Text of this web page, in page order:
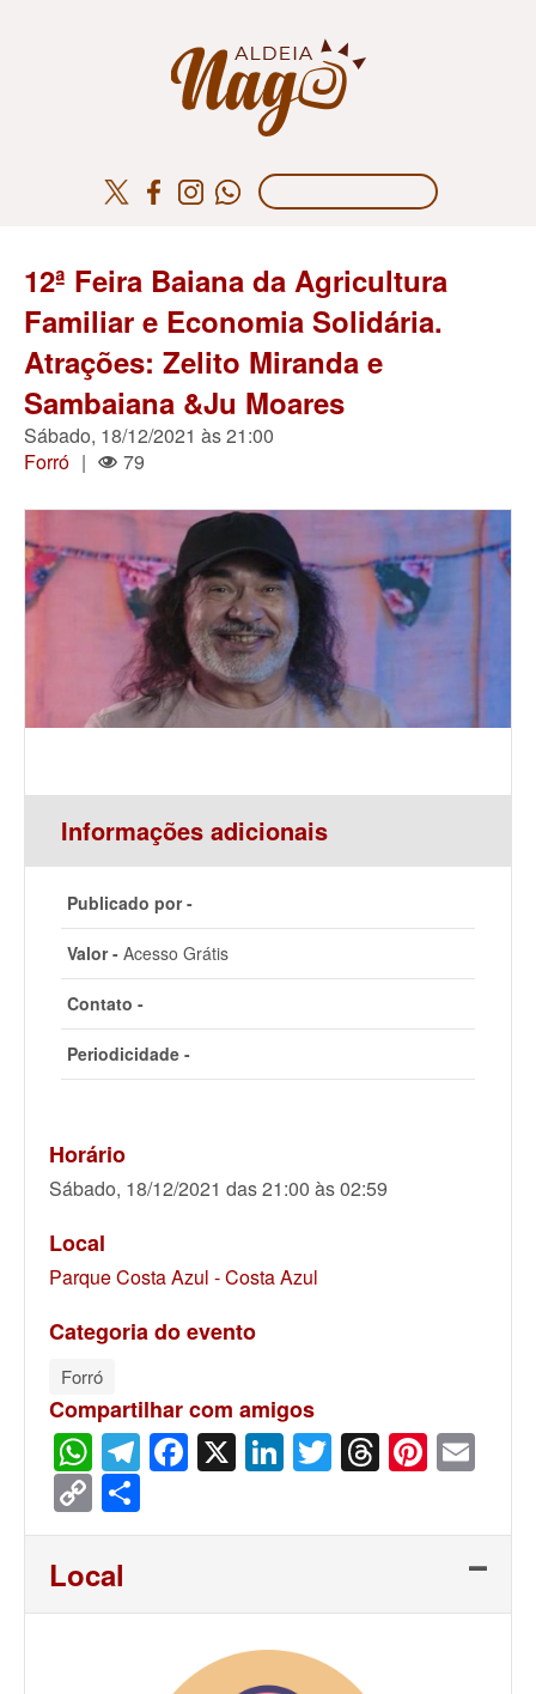
12ª Feira Baiana da Agricultura
Familiar e Economia Solidária.
Atrações: Zelito Miranda e
Sambaiana &Ju Moares
Sábado, 18/12/2021 às 21:00
Forró | 79
Informações adicionais
Publicado por -
Valor - Acesso Grátis
Contato -
Periodicidade -
Horário
Sábado, 18/12/2021 das 21:00 às 02:59
Local
Parque Costa Azul - Costa Azul
Categoria do evento
Forró
Compartilhar com amigos
WhatsApp
Telegram
Facebook
X LinkedIn
Twitter
Threads
Copy
Link
Local